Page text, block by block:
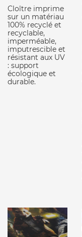
Cloître imprime
sur un matériau
100% recyclé et
recyclable,
imperméable,
imputrescible et
résistant aux UV
: support
écologique et
durable.